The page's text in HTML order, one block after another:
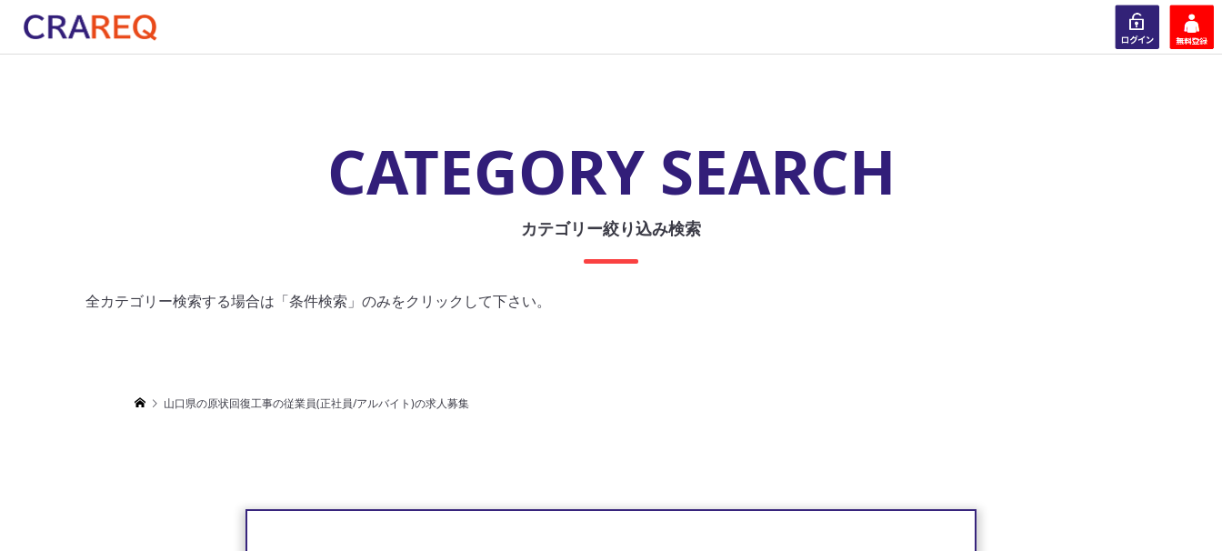
CATEGORY SEARCH
カテゴリー絞り込み検索
全カテゴリー検索する場合は「条件検索」のみをクリックして下さい。
山口県の原状回復工事の従業員(正社員/アルバイト)の求人募集